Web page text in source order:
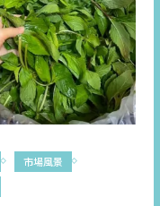
市場風景